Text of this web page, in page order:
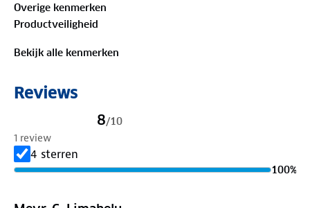
Voor wie altijd voorbereid, compact en krachtig op
pad wil.
Specificaties
Wielen: All-terrain, afneembaar
Verstelbaar handvat: Ja
Beschermhoes & zijtas inbegrepen
Overige kenmerken
Productveiligheid
Bekijk alle kenmerken
Reviews
8/10
1 review
4 sterren
100%